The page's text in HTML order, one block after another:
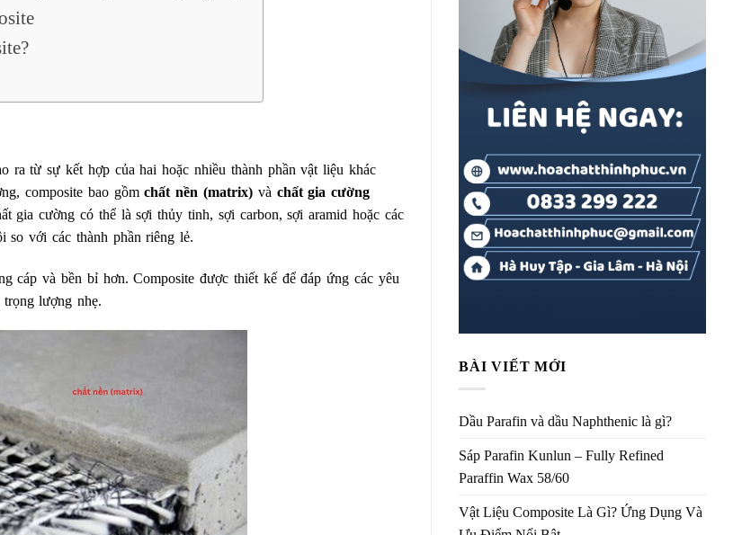
từ sự kết hợp của hai hoặc nhiều thành phần vật liệu khác
composite bao gồmchất nền (matrix) và chất gia cường
gia cường có thể là sợi thủy tinh, sợi carbon, sợi aramid hoặc các
so với các thành phần riêng lẻ.
và bền bỉ hơn. Composite được thiết kế để đáp ứng các yêu
lượng nhẹ.
BÀI VIẾT MỚI
Dầu Parafin và dầu Naphthenic là gì?
Sáp Parafin Kunlun – Fully Refined
Paraffin Wax 58/60
Vật Liệu Composite Là Gì? Ứng Dụng Và